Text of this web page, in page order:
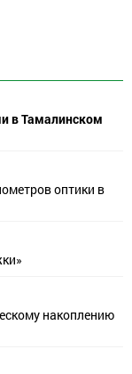
в Тамалинском
оптики в
накоплению